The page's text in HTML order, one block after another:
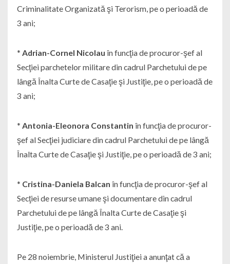
Criminalitate Organizată şi Terorism, pe o perioadă de
3 ani;
* Adrian-Cornel Nicolau în funcţia de procuror-şef al
Secţiei parchetelor militare din cadrul Parchetului de pe
lângă Înalta Curte de Casaţie şi Justiţie, pe o perioadă de
3 ani;
* Antonia-Eleonora Constantin în funcţia de procuror-
şef al Secţiei judiciare din cadrul Parchetului de pe lângă
Înalta Curte de Casaţie şi Justiţie, pe o perioadă de 3 ani;
* Cristina-Daniela Balcan în funcţia de procuror-şef al
Secţiei de resurse umane şi documentare din cadrul
Parchetului de pe lângă Înalta Curte de Casaţie şi
Justiţie, pe o perioadă de 3 ani.
Pe 28 noiembrie, Ministerul Justiţiei a anunţat că a